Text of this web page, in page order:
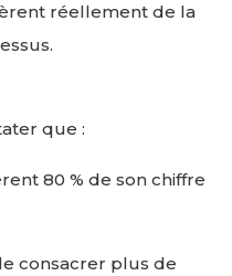
réellement de la
que :
80 % de son chiffre
consacrer plus de